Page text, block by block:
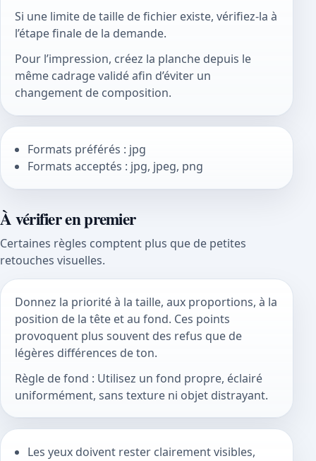
Si une limite de taille de fichier existe, vérifiez-la à
l’étape finale de la demande.
Pour l’impression, créez la planche depuis le
même cadrage validé afin d’éviter un
changement de composition.
Formats préférés : jpg
Formats acceptés : jpg, jpeg, png
À vérifier en premier
Certaines règles comptent plus que de petites
retouches visuelles.
Donnez la priorité à la taille, aux proportions, à la
position de la tête et au fond. Ces points
provoquent plus souvent des refus que de
légères différences de ton.
Règle de fond : Utilisez un fond propre, éclairé
uniformément, sans texture ni objet distrayant.
Les yeux doivent rester clairement visibles,